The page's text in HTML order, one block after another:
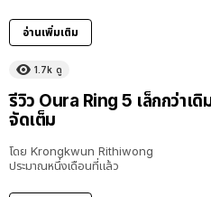
อ่านเพิ่มเติม
1.7k ดู
รีวิว Oura Ring 5 เล็กกว่าเ
จัดเต็ม
โดย Krongkwun Rithiwong
ประมาณหนึ่งเดือนที่แล้ว